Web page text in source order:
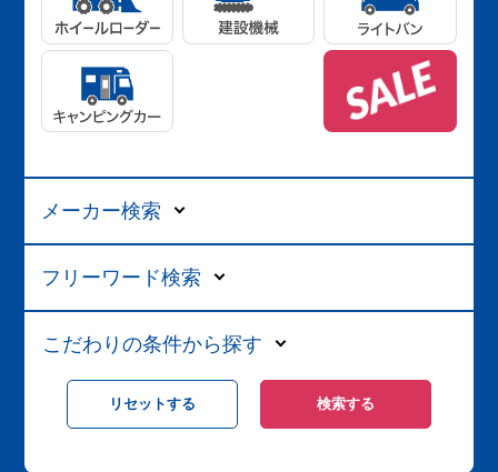
メーカー検索
フリーワード検索
こだわりの条件から探す